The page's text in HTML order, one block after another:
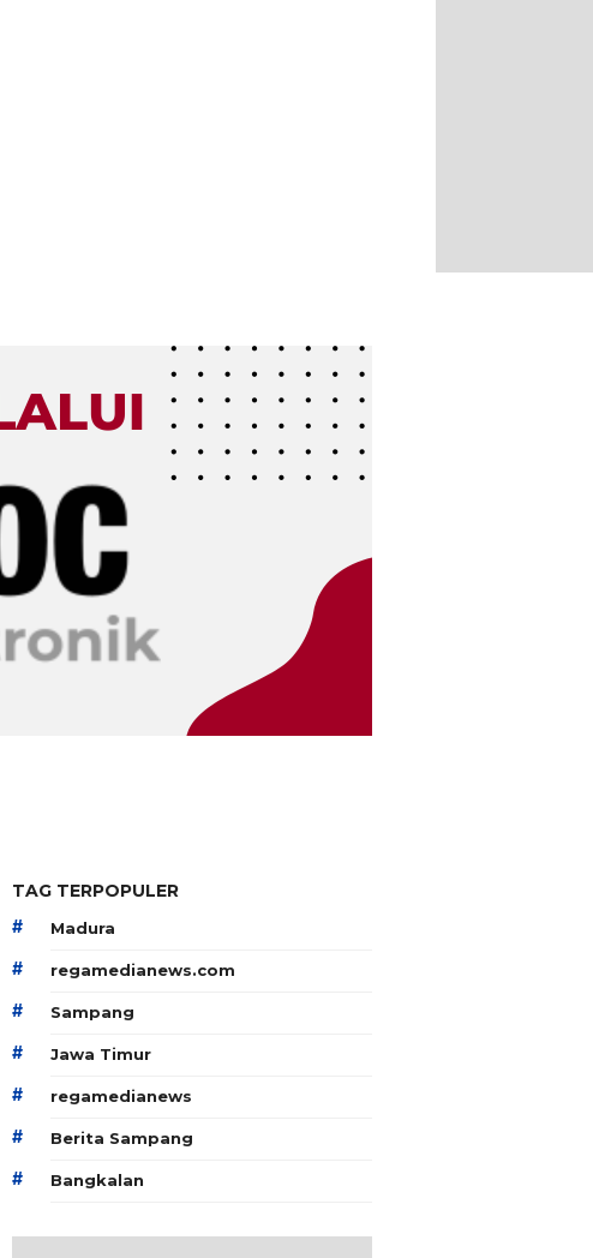
TAG TERPOPULER
# Madura
# regamedianews.com
# Sampang
# Jawa Timur
# regamedianews
# Berita Sampang
# Bangkalan